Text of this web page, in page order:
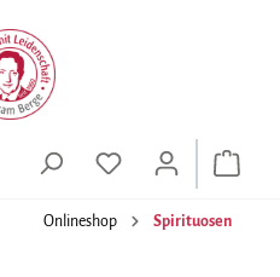
Onlineshop Spirituosen